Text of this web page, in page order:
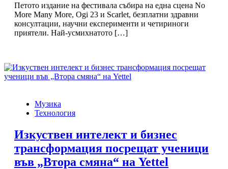
Петото издание на фестивала събира на една сцена No
More Many More, Ogi 23 и Scarlet, безплатни здравни
консултации, научни експерименти и четириноги
приятели. Най-усмихнатото […]
Музика
Технология
Изкуствен интелект и бизнес
трансформация посрещат ученици
във „Втора смяна“ на Yettel